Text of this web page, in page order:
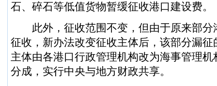
石、碎石等低值货物暂缓征收港口建设费。
此外，征收范围不变，但由于原来部分
征收，新办法改变征收主体后，该部分漏
主体由各港口行政管理机构改为海事管理
分成，实行中央与地方财政共享。